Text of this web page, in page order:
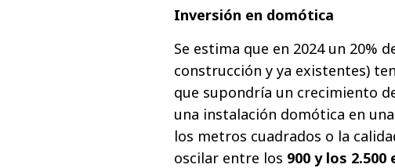
Inversión en domótica
Se estima que en 2024 un 20%
construcción y ya existentes)
que supondría un crecimiento
una instalación domótica en
los metros cuadrados o la
oscilar entre los 900 y los 2.500